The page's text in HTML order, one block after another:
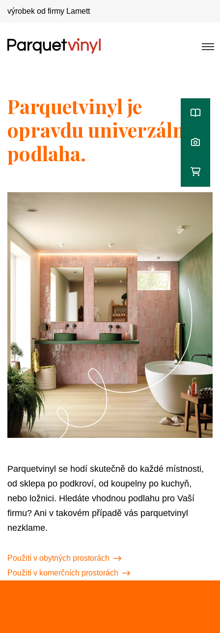
výrobek od firmy Lamett
Parquetvinyl je
opravdu univerzální
podlaha.
Parquetvinyl se hodí skutečně do každé místnosti,
od sklepa po podkroví, od koupelny po kuchyň,
nebo ložnici. Hledáte vhodnou podlahu pro Vaší
firmu? Ani v takovém případě vás parquetvinyl
nezklame.
Použití v obytných prostorách
Použití v komerčních prostorách